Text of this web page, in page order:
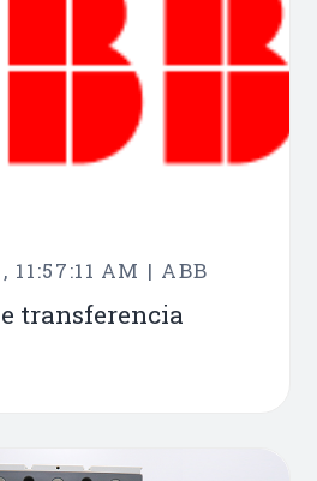
11:57:11 AM | ABB
transferencia